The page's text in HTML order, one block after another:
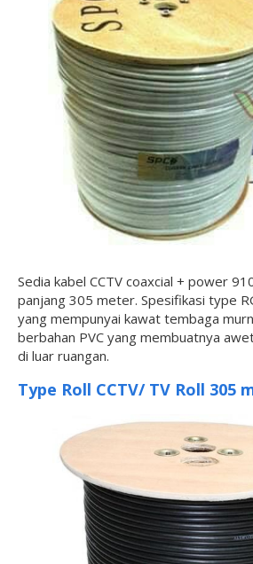
Sedia kabel CCTV coaxcial + power
panjang 305 meter. Spesifikasi type
yang mempunyai kawat tembaga
berbahan PVC yang membuatnya
di luar ruangan.
Type Roll CCTV/ TV Roll 305